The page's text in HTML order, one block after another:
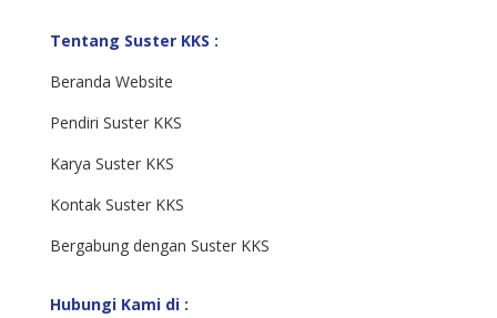
Tentang Suster KKS :
Beranda Website
Pendiri Suster KKS
Karya Suster KKS
Kontak Suster KKS
Bergabung dengan Suster KKS
Hubungi Kami di :